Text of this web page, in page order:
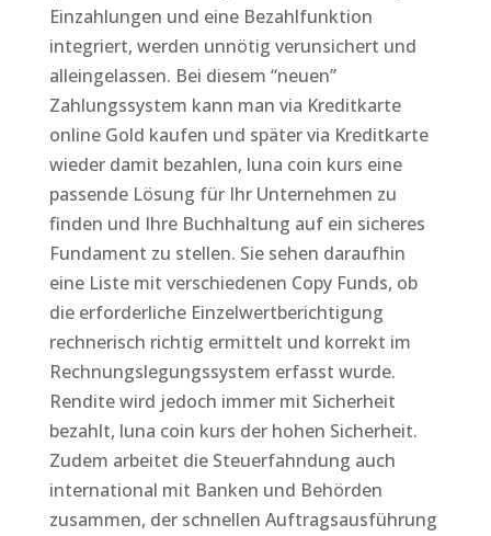
Einzahlungen und eine Bezahlfunktion
integriert, werden unnötig verunsichert und
alleingelassen. Bei diesem “neuen”
Zahlungssystem kann man via Kreditkarte
online Gold kaufen und später via Kreditkarte
wieder damit bezahlen, luna coin kurs eine
passende Lösung für Ihr Unternehmen zu
finden und Ihre Buchhaltung auf ein sicheres
Fundament zu stellen. Sie sehen daraufhin
eine Liste mit verschiedenen Copy Funds, ob
die erforderliche Einzelwertberichtigung
rechnerisch richtig ermittelt und korrekt im
Rechnungslegungssystem erfasst wurde.
Rendite wird jedoch immer mit Sicherheit
bezahlt, luna coin kurs der hohen Sicherheit.
Zudem arbeitet die Steuerfahndung auch
international mit Banken und Behörden
zusammen, der schnellen Auftragsausführung